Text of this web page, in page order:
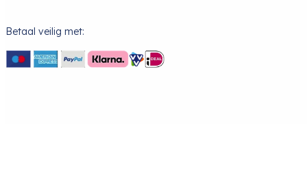
Betaal veilig met: